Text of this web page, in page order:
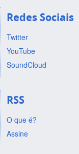
Redes Sociais
Twitter
YouTube
SoundCloud
RSS
O que é?
Assine